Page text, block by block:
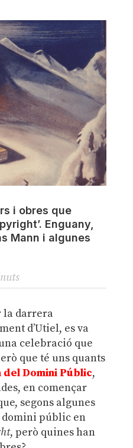
i obres que
Enguany,
Mann i algunes
la darrera
d’Utiel, es va
celebració que
que té uns quants
del Domini Públic,
en començar
segons algunes
domini públic en
, però quines han